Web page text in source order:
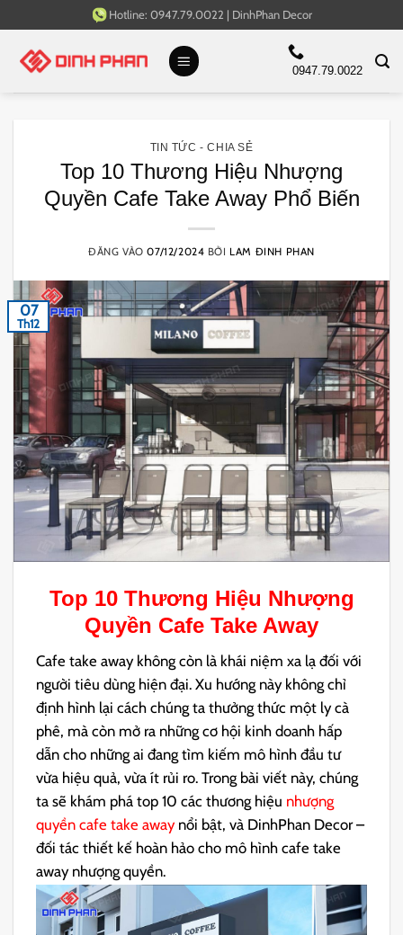
qua
Hotline: 0947.79.0022 | DinhPhan Decor
0947.79.0022
TIN TỨC - CHIA SẺ
Top 10 Thương Hiệu Nhượng
Quyền Cafe Take Away Phổ Biến
ĐĂNG VÀO07/12/2024 BỞI LAM ĐINH PHAN
07
Th12
Top 10 Thương Hiệu Nhượng
Quyền Cafe Take Away
Cafe take away không còn là khái niệm xa lạ đối với
người tiêu dùng hiện đại. Xu hướng này không chỉ
định hình lại cách chúng ta thưởng thức một ly cà
phê, mà còn mở ra những cơ hội kinh doanh hấp
dẫn cho những ai đang tìm kiếm mô hình đầu tư
vừa hiệu quả, vừa ít rủi ro. Trong bài viết này, chúng
ta sẽ khám phá top 10 các thương hiệu nhượng
quyền cafe take away nổi bật, và DinhPhan Decor –
đối tác thiết kế hoàn hảo cho mô hình cafe take
away nhượng quyền.